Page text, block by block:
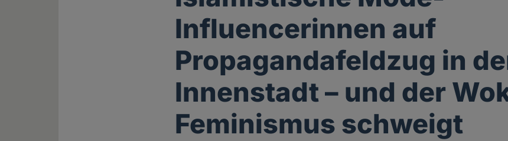
Influencerinnen auf
Propagandafeldzug in
Innenstadt – und der
Feminismus schweigt